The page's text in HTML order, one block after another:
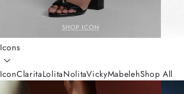
Icons
IconClaritaLolitaNolitaVickyMabelehShop All